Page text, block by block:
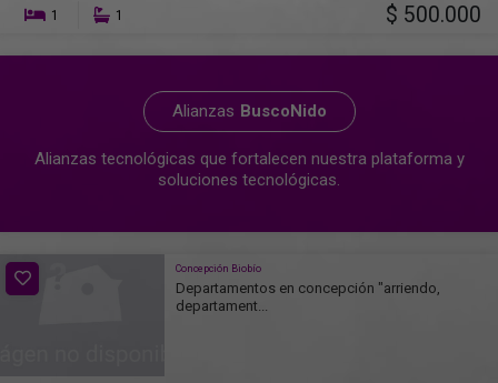
1 1 $ 500.000
Alianzas BuscoNido
Alianzas tecnológicas que fortalecen nuestra plataforma y
soluciones tecnológicas.
Concepción Biobío
Departamentos en concepción "arriendo,
departament...